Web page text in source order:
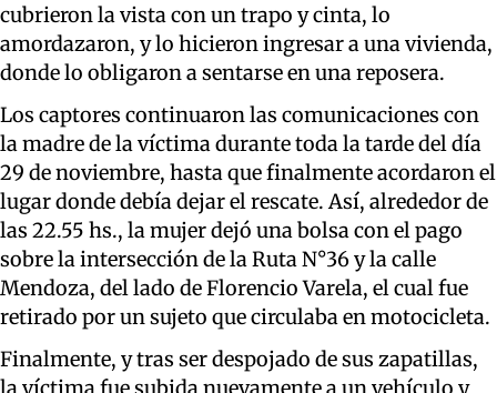
cubrieron la vista con un trapo y cinta, lo
amordazaron, y lo hicieron ingresar a una vivienda,
donde lo obligaron a sentarse en una reposera.
Los captores continuaron las comunicaciones con
la madre de la víctima durante toda la tarde del día
29 de noviembre, hasta que finalmente acordaron el
lugar donde debía dejar el rescate. Así, alrededor de
las 22.55 hs., la mujer dejó una bolsa con el pago
sobre la intersección de la Ruta N°36 y la calle
Mendoza, del lado de Florencio Varela, el cual fue
retirado por un sujeto que circulaba en motocicleta.
Finalmente, y tras ser despojado de sus zapatillas,
la víctima fue subida nuevamente a un vehículo y